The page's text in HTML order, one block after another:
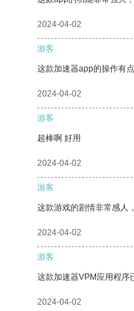
2024-04-02
游客
这款加速器app的操作有
2024-04-02
游客
超棒啊 好用
2024-04-02
游客
这款游戏的剧情非常感人
2024-04-02
游客
这款加速器VPM应用程序
2024-04-02